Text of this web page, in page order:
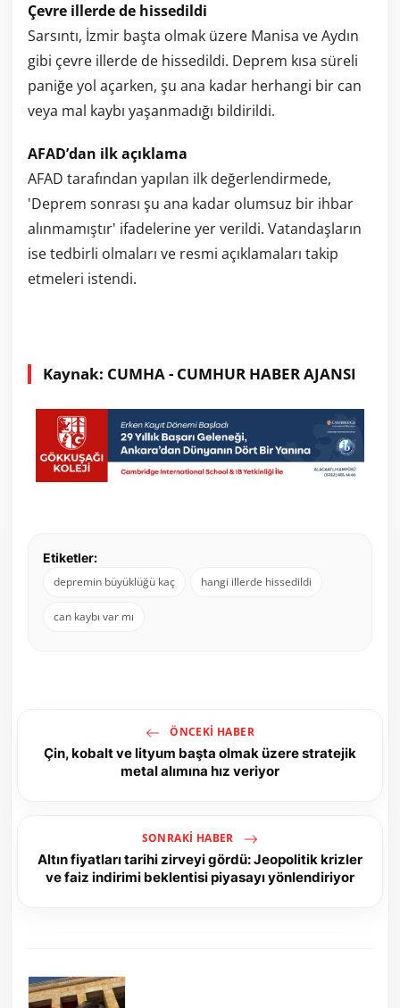
Çevre illerde de hissedildi
Sarsıntı, İzmir başta olmak üzere Manisa ve Aydın
gibi çevre illerde de hissedildi. Deprem kısa süreli
paniğe yol açarken, şu ana kadar herhangi bir can
veya mal kaybı yaşanmadığı bildirildi.
AFAD’dan ilk açıklama
AFAD tarafından yapılan ilk değerlendirmede,
'Deprem sonrası şu ana kadar olumsuz bir ihbar
alınmamıştır' ifadelerine yer verildi. Vatandaşların
ise tedbirli olmaları ve resmi açıklamaları takip
etmeleri istendi.
Kaynak: CUMHA - CUMHUR HABER AJANSI
Etiketler:
depremin büyüklüğü kaç
hangi illerde hissedildi
can kaybı var mı
ÖNCEKI HABER
Çin, kobalt ve lityum başta olmak üzere stratejik
metal alımına hız veriyor
SONRAKI HABER
Altın fiyatları tarihi zirveyi gördü: Jeopolitik krizler
ve faiz indirimi beklentisi piyasayı yönlendiriyor